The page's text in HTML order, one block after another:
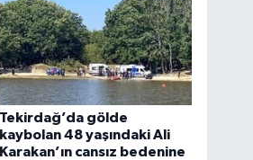
Tekirdağ’da gölde
kaybolan 48 yaşındaki Ali
Karakan’ın cansız bedenine